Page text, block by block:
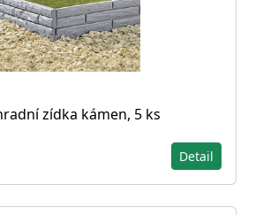
zídka kámen, 5 ks
Detail